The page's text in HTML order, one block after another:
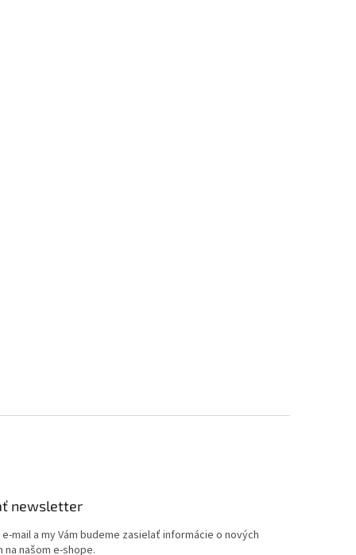
newsletter
mail a my Vám budeme zasielať informácie o nových
našom e-shope.